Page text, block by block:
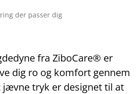
der passer dig
fra ZiboCare® er
dig ro og komfort gennem
jævne tryk er designet til at